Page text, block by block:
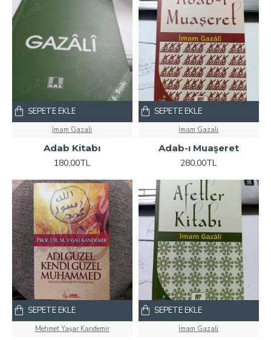
İmam Gazali
Adab Kitabı
180,00TL
SEPETE EKLE
İmam Gazali
Adab-ı Muaşeret
280,00TL
SEPETE EKLE
Mehmet Yaşar Kandemir
SEPETE EKLE
İmam Gazali
SEPETE EKLE